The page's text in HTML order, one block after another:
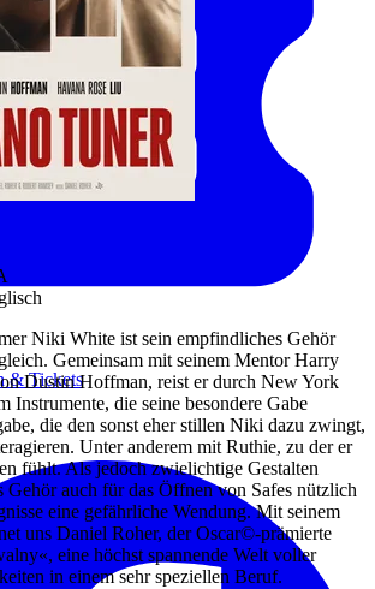
& Tickets
Niki White ist sein empfindliches Gehör
Gemeinsam mit seinem Mentor Harry
Dustin Hoffman, reist er durch New York
Instrumente, die seine besondere Gabe
die den sonst eher stillen Niki dazu zwingt,
Unter anderem mit Ruthie, zu der er
fühlt. Als jedoch zwielichtige Gestalten
Gehör auch für das Öffnen von Safes nützlich
eine gefährliche Wendung. Mit seinem
uns Daniel Roher, der Oscar©-prämierte
eine höchst spannende Welt voller
in einem sehr speziellen Beruf.